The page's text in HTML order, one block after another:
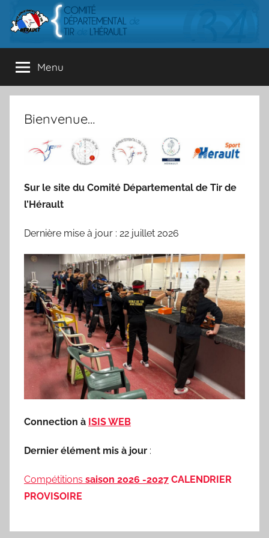
CDTH
départemental
de
Tir
l'Hérault
Menu
Bienvenue…
Sur le site du Comité Départemental de Tir de
l’Hérault
Dernière mise à jour : 22 juillet 2026
Connection à ISIS WEB
Dernier élément mis à jour :
Compétitions saison 2026 -2027 CALENDRIER
PROVISOIRE